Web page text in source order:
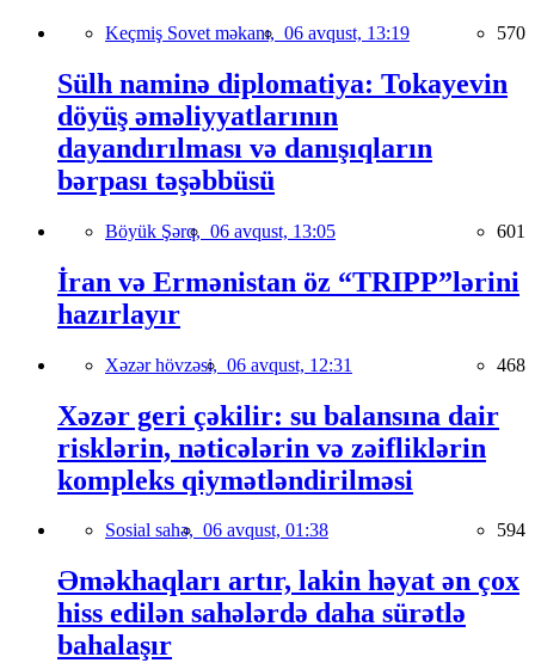
Keçmiş Sovet məkanı, 06 avqust, 13:19 570
Sülh naminə diplomatiya: Tokayevin
döyüş əməliyyatlarının
dayandırılması və danışıqların
bərpası təşəbbüsü
Böyük Şərq, 06 avqust, 13:05 601
İran və Ermənistan öz “TRIPP”lərini
hazırlayır
Xəzər hövzəsi, 06 avqust, 12:31 468
Xəzər geri çəkilir: su balansına dair
risklərin, nəticələrin və zəifliklərin
kompleks qiymətləndirilməsi
Sosial sahə, 06 avqust, 01:38 594
Əməkhaqları artır, lakin həyat ən çox
hiss edilən sahələrdə daha sürətlə
bahalaşır